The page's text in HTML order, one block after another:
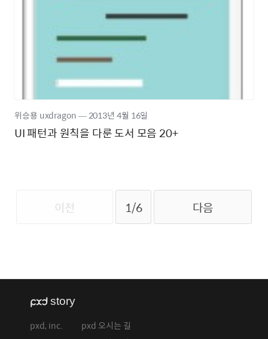
UI 패턴과 원칙을 다룬 도서 모음 20+
위승용 uxdragon―2013년 4월 16일
이전 1/6 다음
pxd, inc.
pxd 오시는 길